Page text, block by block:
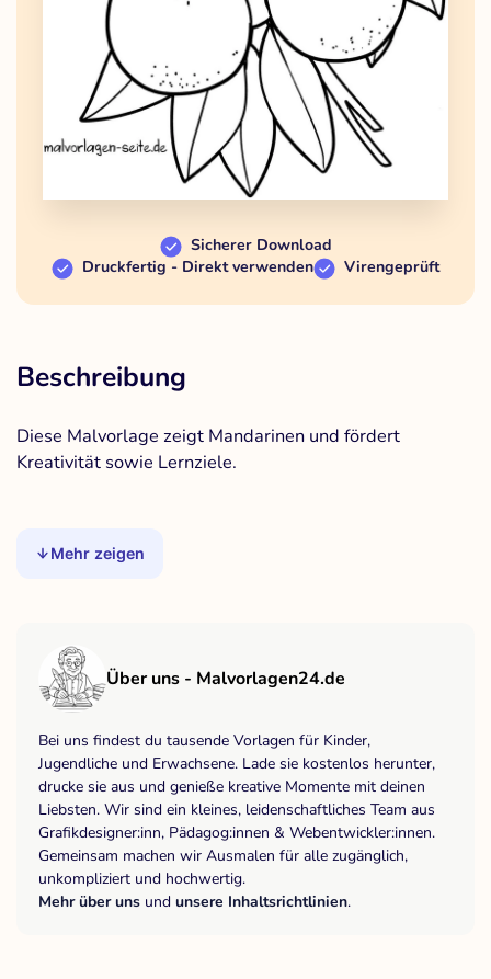
Sicherer Download
Druckfertig - Direkt verwenden
Virengeprüft
Beschreibung
Diese Malvorlage zeigt Mandarinen und fördert
Kreativität sowie Lernziele.
Mehr zeigen
Über uns - Malvorlagen24.de
Bei uns findest du tausende Vorlagen für Kinder,
Jugendliche und Erwachsene. Lade sie kostenlos herunter,
drucke sie aus und genieße kreative Momente mit deinen
Liebsten. Wir sind ein kleines, leidenschaftliches Team aus
Grafikdesigner:inn, Pädagog:innen & Webentwickler:innen.
Gemeinsam machen wir Ausmalen für alle zugänglich,
unkompliziert und hochwertig.
Mehr über uns und unsere Inhaltsrichtlinien.